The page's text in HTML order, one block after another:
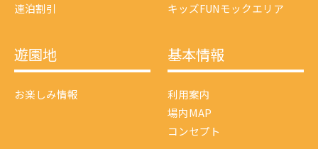
連泊割引
キッズFUNモックエリア
遊園地
お楽しみ情報
基本情報
利用案内
場内MAP
コンセプト